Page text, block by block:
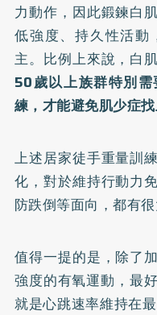
力動作，因此鍛鍊白
低強度、持久性活動
主。比例上來說，白
50歲以上族群特別
練，才能避免肌少症找
上述居家徒手重量訓
化，對於維持行動力
防跌倒等面向，都有很
值得一提的是，除了
強度的有氧運動，最
就是心跳速率維持在